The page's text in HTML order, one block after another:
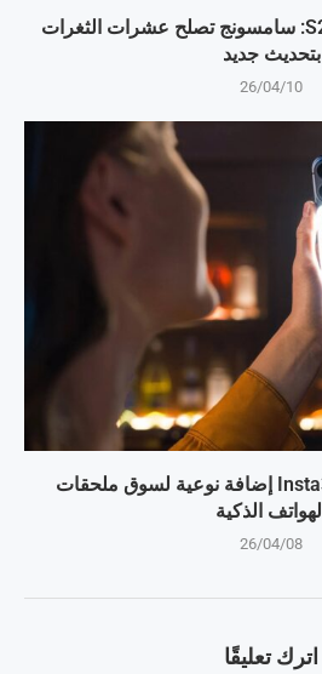
جالكسي S25، S24، S23: سامسونج تصلح عشرات الثغرات
بتحديث جديد
26/04/10
شاشة Snap من Insta360 إضافة نوعية لسوق ملحقات
الهواتف الذكية
26/04/08
اترك تعليقًا